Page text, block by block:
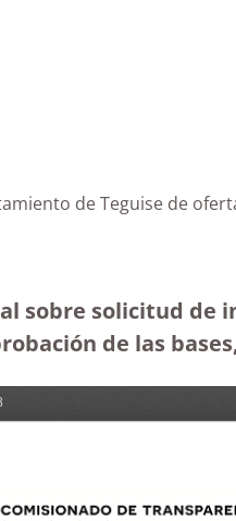
de Teguise de
sobre solicitud de
de las